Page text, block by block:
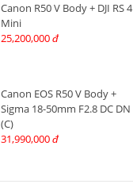
Canon R50 V Body + DJI RS 4
Mini
25,200,000 đ
Canon EOS R50 V Body +
Sigma 18-50mm F2.8 DC DN
(C)
31,990,000 đ